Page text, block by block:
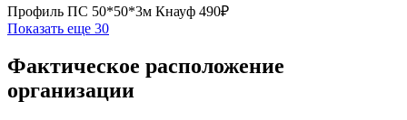
Профиль ПС 50*50*3м Кнауф 490₽
Показать еще 30
Фактическое расположение
организации